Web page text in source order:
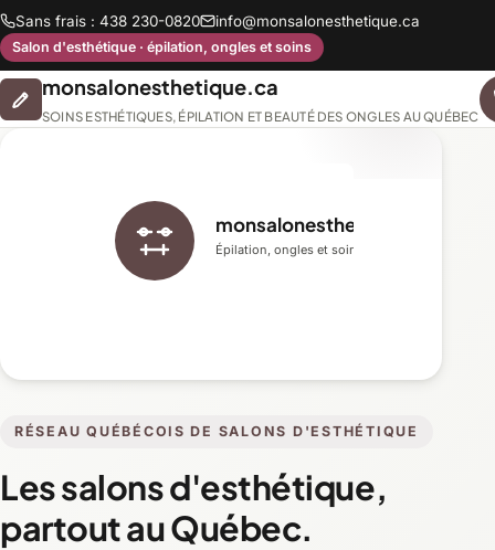
Sans frais : 438 230-0820 info@monsalonesthetique.ca
Salon d'esthétique · épilation, ongles et soins
monsalonesthetique.ca
SOINS ESTHÉTIQUES, ÉPILATION ET BEAUTÉ DES ONGLES AU QUÉBEC
RÉSEAU QUÉBÉCOIS DE SALONS D'ESTHÉTIQUE
Les salons d'esthétique,
partout au Québec.
monsalonesthetique.ca
Épilation, ongles et soins du visage